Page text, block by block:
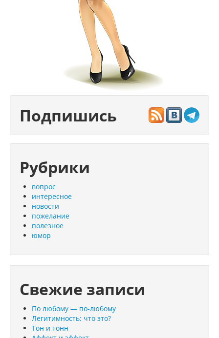
Подпишись
Рубрики
вопрос
интересное
новости
пожелание
полезное
юмор
Свежие записи
По любому — по-любому
Легитимность: что это?
Тон и тонн